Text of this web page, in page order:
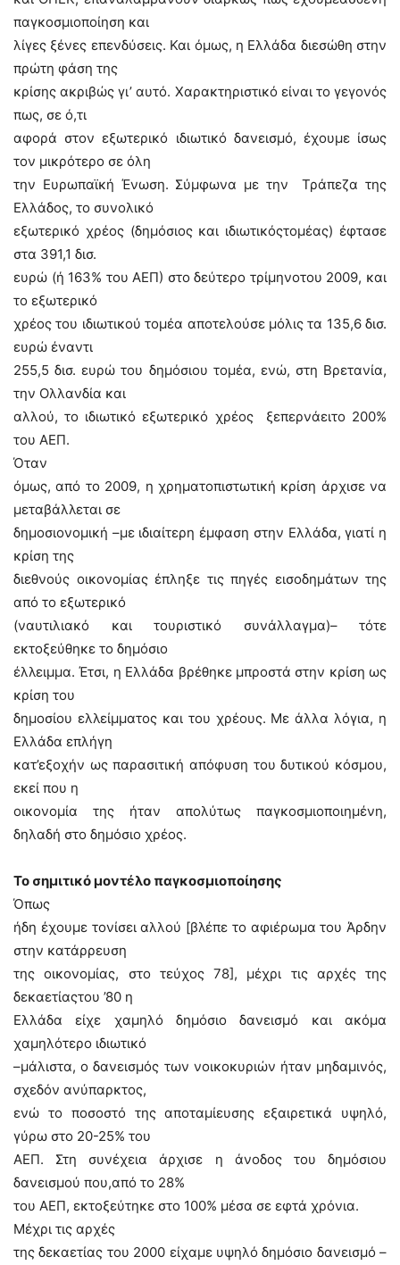
παγκοσμιοποίηση και
λίγες ξένες επενδύσεις. Και όμως, η Ελλάδα διεσώθη στην
πρώτη φάση της
κρίσης ακριβώς γι’ αυτό. Χαρακτηριστικό είναι το γεγονός
πως, σε ό,τι
αφορά στον εξωτερικό ιδιωτικό δανεισμό, έχουμε ίσως
τον μικρότερο σε όλη
την Ευρωπαϊκή Ένωση. Σύμφωνα με την Τράπεζα της
Ελλάδος, το συνολικό
εξωτερικό χρέος (δημόσιος και ιδιωτικόςτομέας) έφτασε
στα 391,1 δισ.
ευρώ (ή 163% του ΑΕΠ) στο δεύτερο τρίμηνοτου 2009, και
το εξωτερικό
χρέος του ιδιωτικού τομέα αποτελούσε μόλις τα 135,6 δισ.
ευρώ έναντι
255,5 δισ. ευρώ του δημόσιου τομέα, ενώ, στη Βρετανία,
την Ολλανδία και
αλλού, το ιδιωτικό εξωτερικό χρέος ξεπερνάειτο 200%
του ΑΕΠ.
Όταν
όμως, από το 2009, η χρηματοπιστωτική κρίση άρχισε να
μεταβάλλεται σε
δημοσιονομική –με ιδιαίτερη έμφαση στην Ελλάδα, γιατί η
κρίση της
διεθνούς οικονομίας έπληξε τις πηγές εισοδημάτων της
από το εξωτερικό
(ναυτιλιακό και τουριστικό συνάλλαγμα)– τότε
εκτοξεύθηκε το δημόσιο
έλλειμμα. Έτσι, η Ελλάδα βρέθηκε μπροστά στην κρίση ως
κρίση του
δημοσίου ελλείμματος και του χρέους. Με άλλα λόγια, η
Ελλάδα επλήγη
κατ’εξοχήν ως παρασιτική απόφυση του δυτικού κόσμου,
εκεί που η
οικονομία της ήταν απολύτως παγκοσμιοποιημένη,
δηλαδή στο δημόσιο χρέος.
Το σημιτικό μοντέλο παγκοσμιοποίησης
Όπως
ήδη έχουμε τονίσει αλλού [βλέπε το αφιέρωμα του Άρδην
στην κατάρρευση
της οικονομίας, στο τεύχος 78], μέχρι τις αρχές της
δεκαετίαςτου ’80 η
Ελλάδα είχε χαμηλό δημόσιο δανεισμό και ακόμα
χαμηλότερο ιδιωτικό
–μάλιστα, ο δανεισμός των νοικοκυριών ήταν μηδαμινός,
σχεδόν ανύπαρκτος,
ενώ το ποσοστό της αποταμίευσης εξαιρετικά υψηλό,
γύρω στο 20-25% του
ΑΕΠ. Στη συνέχεια άρχισε η άνοδος του δημόσιου
δανεισμού που,από το 28%
του ΑΕΠ, εκτοξεύτηκε στο 100% μέσα σε εφτά χρόνια.
Μέχρι τις αρχές
της δεκαετίας του 2000 είχαμε υψηλό δημόσιο δανεισμό –